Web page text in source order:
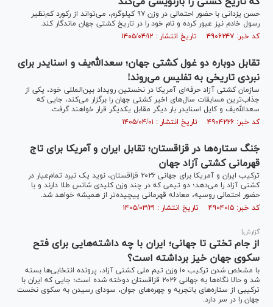
حسن یزدانی با حضور احتمالی در وزن ۹۷ کیلوگرم، می‌تواند از رکورد کم‌نظیر
رسول خادم نیز عبور کرده و نام خود را در تاریخ کشتی جهان ماندگار کند.
کد خبر: ۴۹۰۶۲۴۷ تاریخ انتشار : ۱۴۰۵/۰۴/۱۲
تقابل دوباره دو غول کشتی جهان؛ سعدالله‌یف و اسنایدر برای
نبردی تاریخی به تفلیس می‌روند!
سازمان کشتی آزاد حرفه‌ای آمریکا در نخستین رویداد بین‌المللی خود، یکی از
جذاب‌ترین مسابقات سال‌های اخیر کشتی جهان را برگزار می‌کند، جایی که
سعدالله‌یف و کایل اسنایدر بار دیگر مقابل یکدیگر قرار خواهند گرفت.
کد خبر: ۴۹۰۴۲۲۶ تاریخ انتشار : ۱۴۰۵/۰۴/۰۱
جَنگ ستاره‌ها در قزاقستان؛ تقابل ایران و آمریکا برای تاج
قهرمانی کشتی آزاد جهان
ترکیب ایران و آمریکا برای جهانی ۲۰۲۶ قزاقستان، نوید یک نبرد تمام‌عیار در
کشتی آزاد را می‌دهد؛ دو تیمی که در چند وزن کلیدی شانس طلا دارند و با
حضور احتمالی روسیه، معادله قهرمانی پیچیده‌تر از همیشه خواهد شد.
کد خبر: ۴۹۰۴۰۱۵ تاریخ انتشار : ۱۴۰۵/۰۳/۳۱
گزارش|
از جام تختی تا جهانی؛ ایران با چه داشته‌هایی برای فتح
سکوی جهان خیز برداشته است؟
با مشخص شدن ترکیب ۱۰ وزن تیم ملی کشتی آزاد، پرونده انتخابی‌ها بسته
شد و حالا نگاه‌ها به جهانی ۲۰۲۶ قزاقستان دوخته شده است؛ جایی که ایران با
ترکیبی از ستاره‌های باتجربه و چهره‌های جوان، سودای رسیدن به سکوی نخست
جهان را در سر دارد.